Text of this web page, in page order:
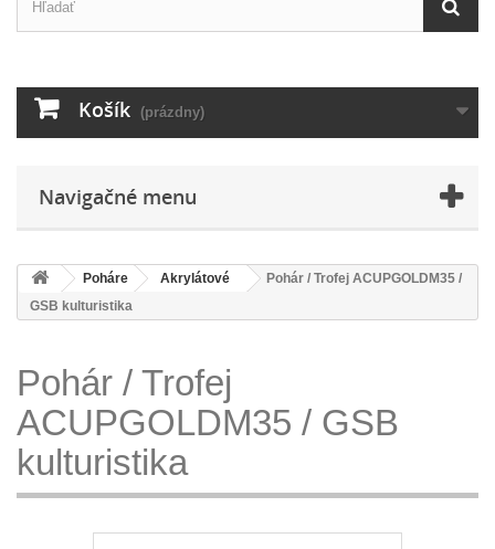
Košík (prázdny)
Navigačné menu
Poháre Akrylátové
Pohár / Trofej ACUPGOLDM35 /
GSB kulturistika
Pohár / Trofej
ACUPGOLDM35 / GSB
kulturistika